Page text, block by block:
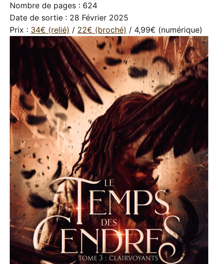
Nombre de pages : 624
Date de sortie : 28 Février 2025
Prix : 34€ (relié) / 22€ (broché) / 4,99€ (numérique)